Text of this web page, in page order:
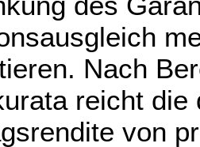
Nach
reicht die
von